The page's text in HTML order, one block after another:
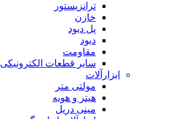
ترانزیستور
خازن
پل دیود
دیود
مقاومت
سایر قطعات الکترونیکی
ابزارآلات
مولتی متر
هیتر و هویه
مینی دریل